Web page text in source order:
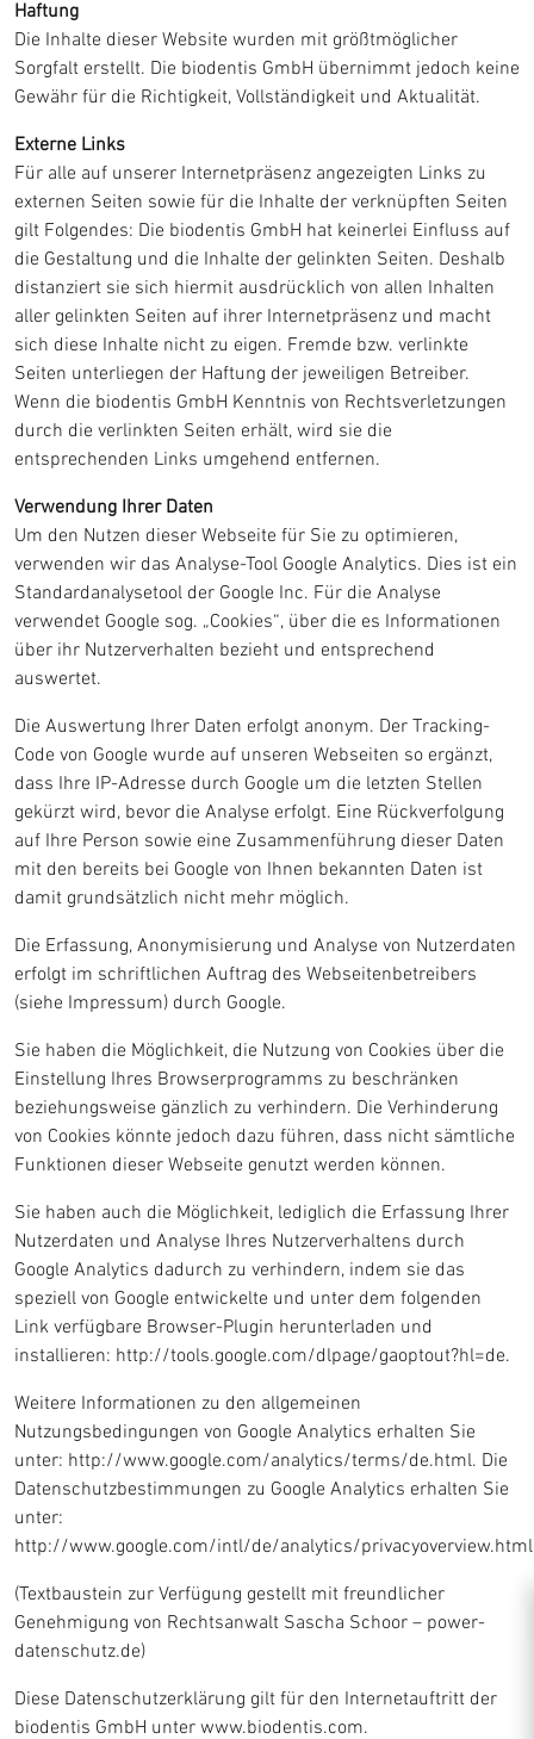
Haftung
Die Inhalte dieser Website wurden mit größtmöglicher
Sorgfalt erstellt. Die biodentis GmbH übernimmt jedoch keine
Gewähr für die Richtigkeit, Vollständigkeit und Aktualität.
Externe Links
Für alle auf unserer Internetpräsenz angezeigten Links zu
externen Seiten sowie für die Inhalte der verknüpften Seiten
gilt Folgendes: Die biodentis GmbH hat keinerlei Einfluss auf
die Gestaltung und die Inhalte der gelinkten Seiten. Deshalb
distanziert sie sich hiermit ausdrücklich von allen Inhalten
aller gelinkten Seiten auf ihrer Internetpräsenz und macht
sich diese Inhalte nicht zu eigen. Fremde bzw. verlinkte
Seiten unterliegen der Haftung der jeweiligen Betreiber.
Wenn die biodentis GmbH Kenntnis von Rechtsverletzungen
durch die verlinkten Seiten erhält, wird sie die
entsprechenden Links umgehend entfernen.
Verwendung Ihrer Daten
Um den Nutzen dieser Webseite für Sie zu optimieren,
verwenden wir das Analyse-Tool Google Analytics. Dies ist ein
Standardanalysetool der Google Inc. Für die Analyse
verwendet Google sog. „Cookies“, über die es Informationen
über ihr Nutzerverhalten bezieht und entsprechend
auswertet.
Die Auswertung Ihrer Daten erfolgt anonym. Der Tracking-
Code von Google wurde auf unseren Webseiten so ergänzt,
dass Ihre IP-Adresse durch Google um die letzten Stellen
gekürzt wird, bevor die Analyse erfolgt. Eine Rückverfolgung
auf Ihre Person sowie eine Zusammenführung dieser Daten
mit den bereits bei Google von Ihnen bekannten Daten ist
damit grundsätzlich nicht mehr möglich.
Die Erfassung, Anonymisierung und Analyse von Nutzerdaten
erfolgt im schriftlichen Auftrag des Webseitenbetreibers
(siehe Impressum) durch Google.
Sie haben die Möglichkeit, die Nutzung von Cookies über die
Einstellung Ihres Browserprogramms zu beschränken
beziehungsweise gänzlich zu verhindern. Die Verhinderung
von Cookies könnte jedoch dazu führen, dass nicht sämtliche
Funktionen dieser Webseite genutzt werden können.
Sie haben auch die Möglichkeit, lediglich die Erfassung Ihrer
Nutzerdaten und Analyse Ihres Nutzerverhaltens durch
Google Analytics dadurch zu verhindern, indem sie das
speziell von Google entwickelte und unter dem folgenden
Link verfügbare Browser-Plugin herunterladen und
installieren: http://tools.google.com/dlpage/gaoptout?hl=de.
Weitere Informationen zu den allgemeinen
Nutzungsbedingungen von Google Analytics erhalten Sie
unter: http://www.google.com/analytics/terms/de.html. Die
Datenschutzbestimmungen zu Google Analytics erhalten Sie
unter:
http://www.google.com/intl/de/analytics/
(Textbaustein zur Verfügung gestellt mit freundlicher
Genehmigung von Rechtsanwalt Sascha Schoor – power-
datenschutz.de)
Diese Datenschutzerklärung gilt für den Internetauftritt der
biodentis GmbH unter www.biodentis.com.